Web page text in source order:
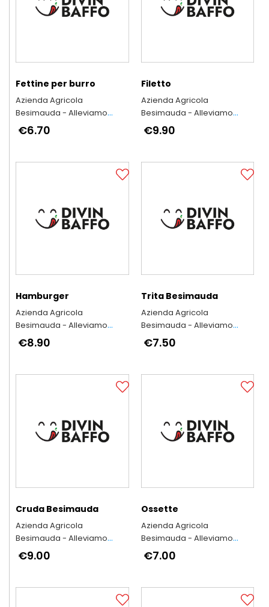
Fettine per burro
Azienda Agricola
Besimauda - Alleviamo
secondo l'antica tradizione
piemontese
€6.70
Filetto
Azienda Agricola
Besimauda - Alleviamo
secondo l'antica tradizione
piemontese
€9.90
Hamburger
Azienda Agricola
Besimauda - Alleviamo
secondo l'antica tradizione
piemontese
€8.90
Trita Besimauda
Azienda Agricola
Besimauda - Alleviamo
secondo l'antica tradizione
piemontese
€7.50
Cruda Besimauda
Azienda Agricola
Besimauda - Alleviamo
secondo l'antica tradizione
piemontese
€9.00
Ossette
Azienda Agricola
Besimauda - Alleviamo
secondo l'antica tradizione
piemontese
€7.00